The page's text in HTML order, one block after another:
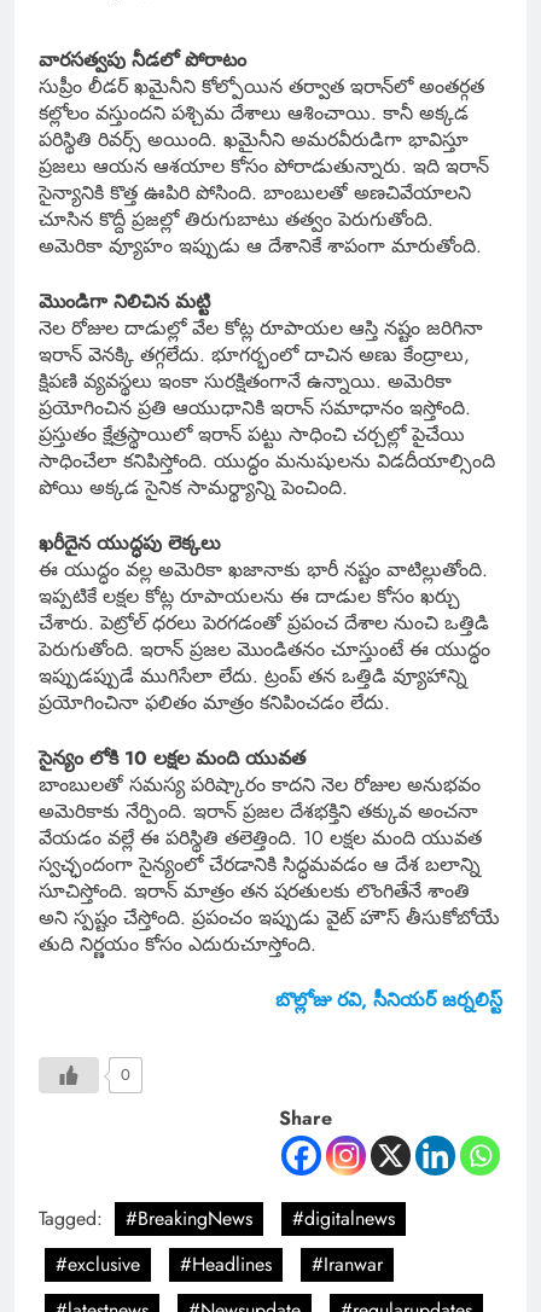
వారసత్వపు నీడలో పోరాటం
సుప్రీం లీడర్ ఖమైనీని కోల్పోయిన తర్వాత ఇరాన్‌లో అంతర్గత
కల్లోలం వస్తుందని పశ్చిమ దేశాలు ఆశించాయి. కానీ అక్కడ
పరిస్థితి రివర్స్ అయింది. ఖమైనీని అమరవీరుడిగా భావిస్తూ
ప్రజలు ఆయన ఆశయాల కోసం పోరాడుతున్నారు. ఇది ఇరాన్
సైన్యానికి కొత్త ఊపిరి పోసింది. బాంబులతో అణచివేయాలని
చూసిన కొద్దీ ప్రజల్లో తిరుగుబాటు తత్వం పెరుగుతోంది.
అమెరికా వ్యూహం ఇప్పుడు ఆ దేశానికే శాపంగా మారుతోంది.
మొండిగా నిలిచిన మట్టి
నెల రోజుల దాడుల్లో వేల కోట్ల రూపాయల ఆస్తి నష్టం జరిగినా
ఇరాన్ వెనక్కి తగ్గలేదు. భూగర్భంలో దాచిన అణు కేంద్రాలు,
క్షిపణి వ్యవస్థలు ఇంకా సురక్షితంగానే ఉన్నాయి. అమెరికా
ప్రయోగించిన ప్రతి ఆయుధానికి ఇరాన్ సమాధానం ఇస్తోంది.
ప్రస్తుతం క్షేత్రస్థాయిలో ఇరాన్ పట్టు సాధించి చర్చల్లో పైచేయి
సాధించేలా కనిపిస్తోంది. యుద్ధం మనుషులను విడదీయాల్సింది
పోయి అక్కడ సైనిక సామర్థ్యాన్ని పెంచింది.
ఖరీదైన యుద్ధపు లెక్కలు
ఈ యుద్ధం వల్ల అమెరికా ఖజానాకు భారీ నష్టం వాటిల్లుతోంది.
ఇప్పటికే లక్షల కోట్ల రూపాయలను ఈ దాడుల కోసం ఖర్చు
చేశారు. పెట్రోల్ ధరలు పెరగడంతో ప్రపంచ దేశాల నుంచి ఒత్తిడి
పెరుగుతోంది. ఇరాన్ ప్రజల మొండితనం చూస్తుంటే ఈ యుద్ధం
ఇప్పుడప్పుడే ముగిసేలా లేదు. ట్రంప్ తన ఒత్తిడి వ్యూహాన్ని
ప్రయోగించినా ఫలితం మాత్రం కనిపించడం లేదు.
సైన్యం లోకి 10 లక్షల మంది యువత
బాంబులతో సమస్య పరిష్కారం కాదని నెల రోజుల అనుభవం
అమెరికాకు నేర్పింది. ఇరాన్ ప్రజల దేశభక్తిని తక్కువ అంచనా
వేయడం వల్లే ఈ పరిస్థితి తలెత్తింది. 10 లక్షల మంది యువత
స్వచ్ఛందంగా సైన్యంలో చేరడానికి సిద్ధమవడం ఆ దేశ బలాన్ని
సూచిస్తోంది. ఇరాన్ మాత్రం తన షరతులకు లొంగితేనే శాంతి
అని స్పష్టం చేస్తోంది. ప్రపంచం ఇప్పుడు వైట్ హౌస్ తీసుకోబోయే
తుది నిర్ణయం కోసం ఎదురుచూస్తోంది.
బొల్లోజు రవి, సీనియర్ జర్నలిస్ట్
0
Share
Tagged: #BreakingNews
#digitalnews
#exclusive
#Headlines
#Iranwar